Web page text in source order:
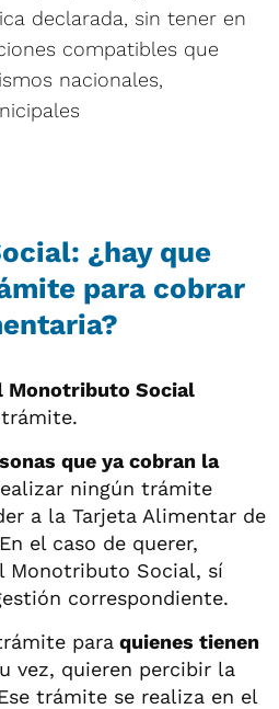
declarada, sin tener en
compatibles que
nacionales,
¿hay que
para cobrar
Monotributo Social
que ya cobran la
ningún trámite
a la Tarjeta Alimentar de
el caso de querer,
Monotributo Social, sí
correspondiente.
para quienes tienen
vez, quieren percibir la
trámite se realiza en el